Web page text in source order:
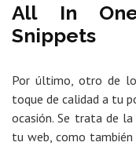
All In One
Snippets
Por último, otro de
toque de calidad a tu
ocasión. Se trata de
tu web, como